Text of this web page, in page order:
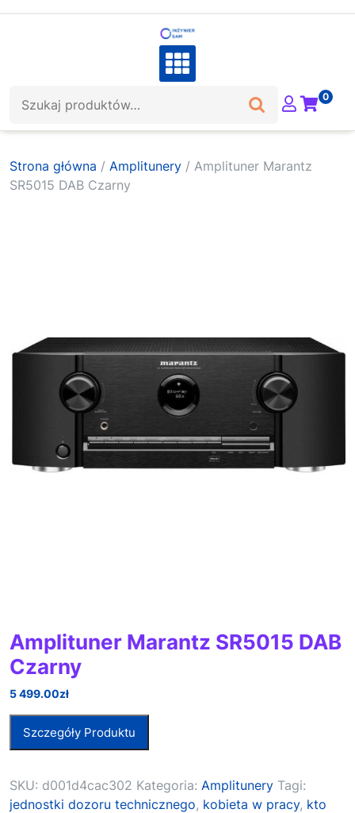
0
Strona główna / Amplitunery / Amplituner Marantz
SR5015 DAB Czarny
Amplituner Marantz SR5015 DAB
Czarny
5 499.00zł
Szczegóły Produktu
SKU: d001d4cac302 Kategoria: Amplitunery Tagi:
jednostki dozoru technicznego, kobieta w pracy, kto